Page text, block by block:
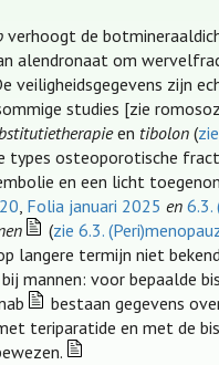
verhoogt de
alendronaat om
veiligheidsgegevens zijn
studies [zie
en tibolon (
osteoporotische
en een licht
, Folia januari 2025 en 6.3.
(zie 6.3.
langere termijn niet
mannen: voor bepaalde
bestaan gegevens
teriparatide en met de